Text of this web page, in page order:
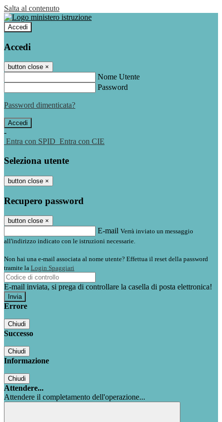
Salta al contenuto
Accedi
Accedi
button close ×
Nome Utente
Password
Password dimenticata?
-
Entra con SPID Entra con CIE
Seleziona utente
button close ×
Recupero password
button close ×
E-mail Verrà inviato un messaggio
all'indirizzo indicato con le istruzioni necessarie.
Non hai una e-mail associata al nome utente? Effettua il reset della password
tramite la Login Spaggiari
E-mail inviata, si prega di controllare la casella di posta elettronica!
Errore
Chiudi
Successo
Chiudi
Informazione
Chiudi
Attendere...
Attendere il completamento dell'operazione...